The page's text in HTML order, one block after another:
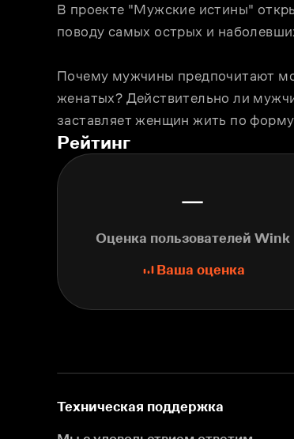
В проекте "Мужские истины"
поводу самых острых и
Почему мужчины предпочитают
женатых? Действительно ли
заставляет женщин жить по
Рейтинг
—
Оценка пользователей Wink
Ваша оценка
Техническая поддержка